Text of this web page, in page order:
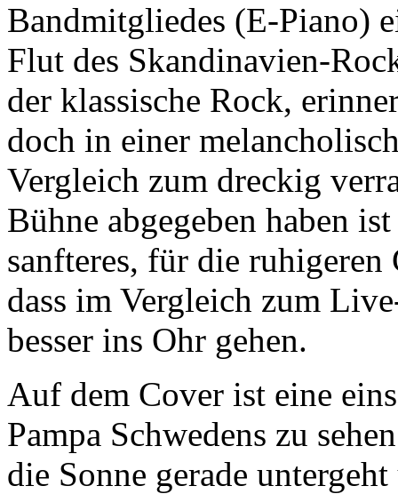
Bandmitgliedes (E-Piano)
Flut des Skandinavien-
der klassische Rock,
doch in einer
Vergleich zum dreckig
Bühne abgegeben haben
sanfteres, für die ruhigeren
dass im Vergleich zum
besser ins Ohr gehen.
Auf dem Cover ist eine
Pampa Schwedens zu
die Sonne gerade